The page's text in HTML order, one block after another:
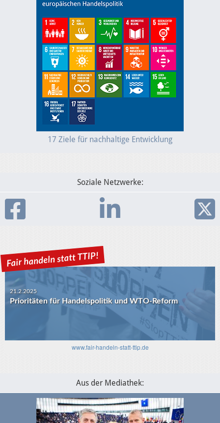
17 Ziele für nachhaltige Entwicklung
Soziale Netzwerke:
21.2.2025
Prioritäten für Handelspolitik und WTO-Reform
www.fair-handeln-statt-ttip.de
Aus der Mediathek: